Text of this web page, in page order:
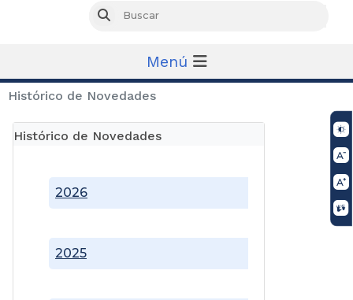
Buscar
Menú
Histórico de Novedades
Histórico de Novedades
2025
2026